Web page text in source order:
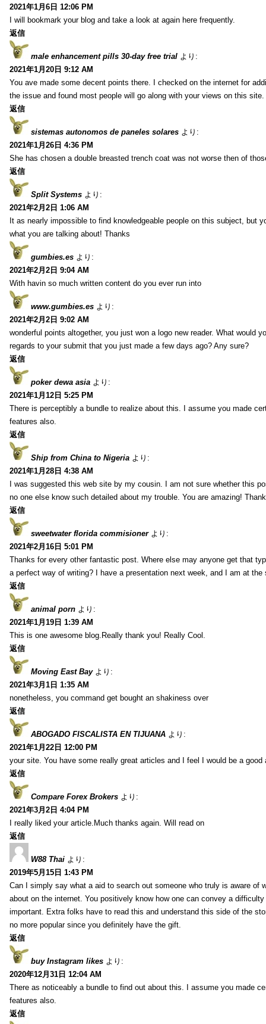
2021年1月6日 12:06 PM
I will bookmark your blog and take a look at again here frequently.
返信
male enhancement pills 30-day free trial より:
2021年1月20日 9:12 AM
You ave made some decent points there. I checked on the internet for
the issue and found most people will go along with your views on this site.
返信
sistemas autonomos de paneles solares より:
2021年1月26日 4:36 PM
She has chosen a double breasted trench coat was not worse then of
返信
Split Systems より:
2021年2月2日 1:06 AM
It as nearly impossible to find knowledgeable people on this subject, but
what you are talking about! Thanks
gumbies.es より:
2021年2月2日 9:04 AM
With havin so much written content do you ever run into
www.gumbies.es より:
2021年2月2日 9:02 AM
wonderful points altogether, you just won a logo new reader. What would
regards to your submit that you just made a few days ago? Any sure?
返信
poker dewa asia より:
2021年1月12日 5:25 PM
There is perceptibly a bundle to realize about this. I assume you made
features also.
返信
Ship from China to Nigeria より:
2021年1月28日 4:38 AM
I was suggested this web site by my cousin. I am not sure whether this
no one else know such detailed about my trouble. You are amazing!
返信
sweetwater florida commisioner より:
2021年2月16日 5:01 PM
Thanks for every other fantastic post. Where else may anyone get that
a perfect way of writing? I have a presentation next week, and I am at the
返信
animal porn より:
2021年1月19日 1:39 AM
This is one awesome blog.Really thank you! Really Cool.
返信
Moving East Bay より:
2021年3月1日 1:35 AM
nonetheless, you command get bought an shakiness over
返信
ABOGADO FISCALISTA EN TIJUANA より:
2021年1月22日 12:00 PM
your site. You have some really great articles and I feel I would be a good
返信
Compare Forex Brokers より:
2021年3月2日 4:04 PM
I really liked your article.Much thanks again. Will read on
返信
W88 Thai より:
2019年5月15日 1:43 PM
Can I simply say what a aid to search out someone who truly is aware of
about on the internet. You positively know how one can convey a
important. Extra folks have to read this and understand this side of the
no more popular since you definitely have the gift.
返信
buy Instagram likes より:
2020年12月31日 12:04 AM
There as noticeably a bundle to find out about this. I assume you made
features also.
返信